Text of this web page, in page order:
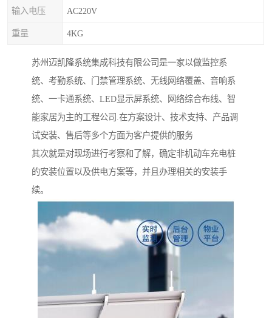
输入电压 AC220V
重量 4KG
苏州迈凯隆系统集成科技有限公司是一家以做监控系
统、考勤系统、门禁管理系统、无线网络覆盖、音响系
统、一卡通系统、LED显示屏系统、网络综合布线、智
能家居为主的工程公司.在方案设计、技术支持、产品调
试安装、售后等多个方面为客户提供的服务
其次就是对现场进行考察和了解，确定非机动车充电桩
的安装位置以及供电方案等，并且办理相关的安装手
续。